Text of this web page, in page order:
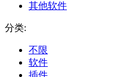
其他软件
分类:
不限
软件
插件